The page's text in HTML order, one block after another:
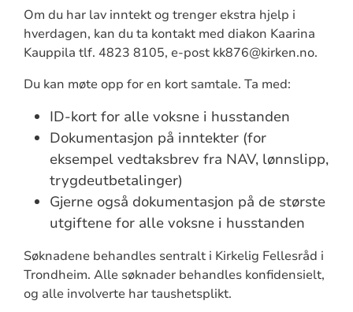
Om du har lav inntekt og trenger ekstra hjelp i
hverdagen, kan du ta kontakt med diakon Kaarina
Kauppila tlf. 4823 8105, e-post kk876@kirken.no.
Du kan møte opp for en kort samtale. Ta med:
ID-kort for alle voksne i husstanden
Dokumentasjon på inntekter (for
eksempel vedtaksbrev fra NAV, lønnslipp,
trygdeutbetalinger)
Gjerne også dokumentasjon på de største
utgiftene for alle voksne i husstanden
Søknadene behandles sentralt i Kirkelig Fellesråd i
Trondheim. Alle søknader behandles konfidensielt,
og alle involverte har taushetsplikt.